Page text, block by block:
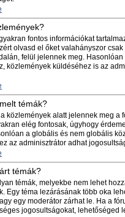
fontos információkat
olvasd el őket valahányszor
felül jelennek meg.
közlemények küldéséhez is az
témák?
közlemények alatt jelennek meg a
elég fontosak, úgyhogy
a globális és nem globális
az adminisztrátor adhat
témák?
témák, melyekbe nem lehet
Egy téma lezárásának több oka
egy moderátor zárhat le. Ha a
jogosultságokat, lehetőséged